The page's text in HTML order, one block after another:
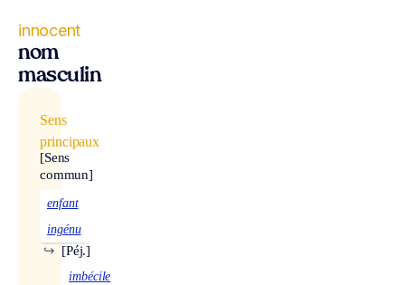
innocent
nom
masculin
Sens
principaux
[Sens
commun]
enfant
ingénu
[Péj.]
↪
imbécile